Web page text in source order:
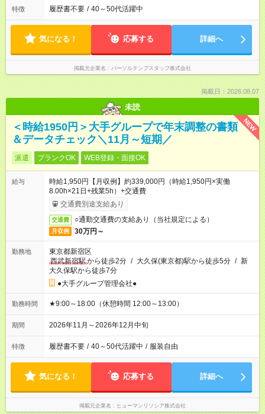
特徴 履歴書不要 / 40～50代活躍中
気になる！ 応募する 詳細へ
掲載元企業名 パーソルテンプスタッフ株式会社
掲載日：2026.08.07
未読
NEW
＜時給1950円＞大手グループで年末調整の書類
＆データチェック＼11月～短期／
派遣 ブランクOK WEB登録・面接OK
給与
時給1,950円【月収例】約339,000円（時給1,950円×実働
8.00h×21日+残業5h）+交通費
交通費別途支給あり
交通費 ○通勤交通費の支給あり（当社規定による）
月収例 30万円～
勤務地
東京都新宿区
西武新宿駅から徒歩2分 / 大久保(東京都)駅から徒歩5分 / 新
大久保駅から徒歩7分
●大手グループ管理会社●
勤務時間 ★9:00～18:00（休憩時間 12:00～13:00）
期間 2026年11月～2026年12月中旬
特徴 履歴書不要 / 40～50代活躍中 / 服装自由
気になる！ 応募する 詳細へ
掲載元企業名 ヒューマンリソシア株式会社